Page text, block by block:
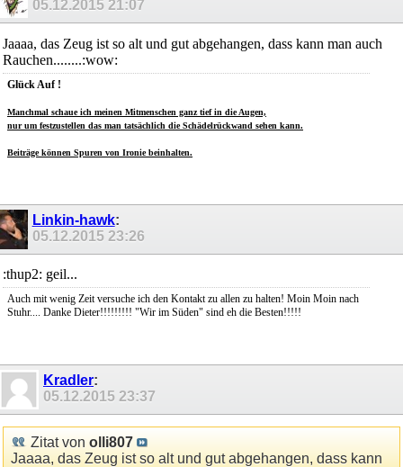
05.12.2015 21:07
Jaaaa, das Zeug ist so alt und gut abgehangen, dass kann man auch
Rauchen........:wow:
Glück Auf !
Manchmal schaue ich meinen Mitmenschen ganz tief in die Augen,
nur um festzustellen das man tatsächlich die Schädelrückwand sehen kann.
Beiträge können Spuren von Ironie beinhalten.
Linkin-hawk:
05.12.2015 23:26
:thup2: geil...
Auch mit wenig Zeit versuche ich den Kontakt zu allen zu halten! Moin Moin nach
Stuhr.... Danke Dieter!!!!!!!!! "Wir im Süden" sind eh die Besten!!!!!
Kradler:
05.12.2015 23:37
Zitat von olli807
Jaaaa, das Zeug ist so alt und gut abgehangen, dass kann